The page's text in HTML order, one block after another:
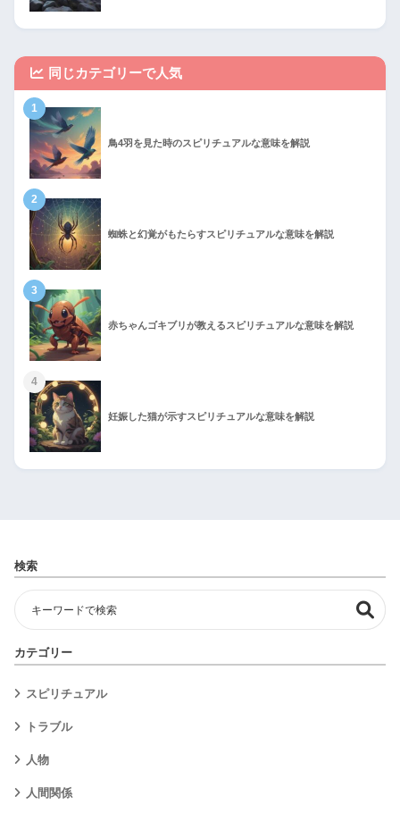
同じカテゴリーで人気
1
鳥4羽を見た時のスピリチュアルな意味を解説
2
蜘蛛と幻覚がもたらすスピリチュアルな意味を解説
3
赤ちゃんゴキブリが教えるスピリチュアルな意味を解説
4
妊娠した猫が示すスピリチュアルな意味を解説
検索
カテゴリー
スピリチュアル
トラブル
人物
人間関係